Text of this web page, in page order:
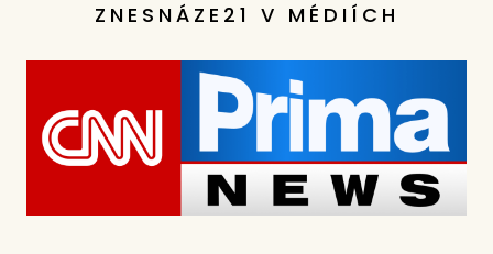
ZNESNÁZE21 V MÉDIÍCH